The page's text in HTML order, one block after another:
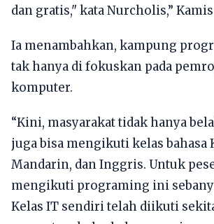
dan gratis," kata Nurcholis,”
Ia menambahkan, kampung
tak hanya di fokuskan pada
komputer.
“Kini, masyarakat tidak hanya
juga bisa mengikuti kelas bahasa
Mandarin, dan Inggris. Untuk
mengikuti programing ini
Kelas IT sendiri telah diikuti